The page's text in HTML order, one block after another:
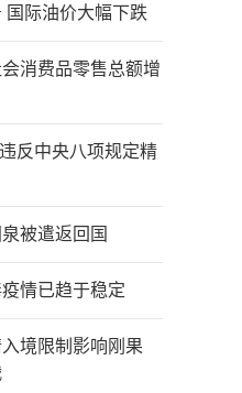
国际油价大幅下跌
消费品零售总额增
反中央八项规定精
被遣返回国
情已趋于稳定
境限制影响刚果